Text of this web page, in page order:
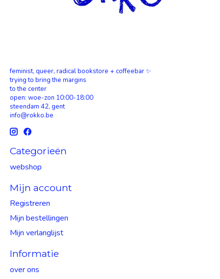
feminist, queer, radical bookstore + coffeebar ✨
trying to bring the margins
to the center
open: woe-zon 10:00-18:00
steendam 42, gent
info@rokko.be
Categorieën
webshop
Mijn account
Registreren
Mijn bestellingen
Mijn verlanglijst
Informatie
over ons